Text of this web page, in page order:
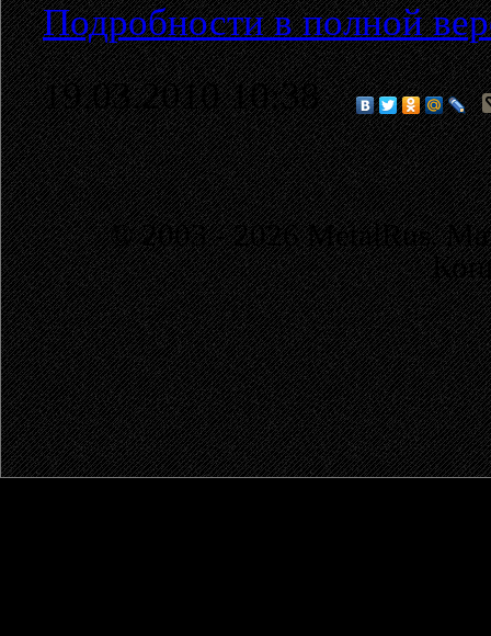
Подробности в полной
19.03.2010 10:38
© 2003 - 2026 MetalRus.